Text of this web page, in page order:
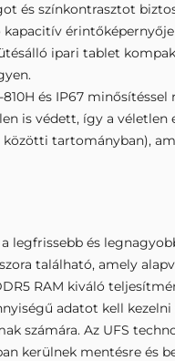
és színkontrasztot
kapacitív
ipari tablet
és IP67 minősítéssel
is védett, így a véletlen
közötti tartományban),
legfrissebb és
található, amely
RAM kiváló
adatot kell kezelni
számára. Az UFS
kerülnek mentésre és